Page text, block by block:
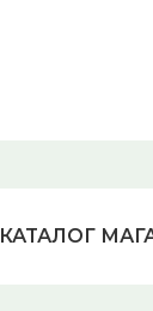
КАТАЛОГ